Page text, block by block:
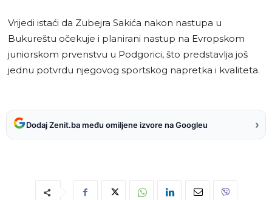
Vrijedi istaći da Zubejra Sakića nakon nastupa u
Bukureštu očekuje i planirani nastup na Evropskom
juniorskom prvenstvu u Podgorici, što predstavlja još
jednu potvrdu njegovog sportskog napretka i kvaliteta.
Dodaj Zenit.ba među omiljene izvore na Googleu ›